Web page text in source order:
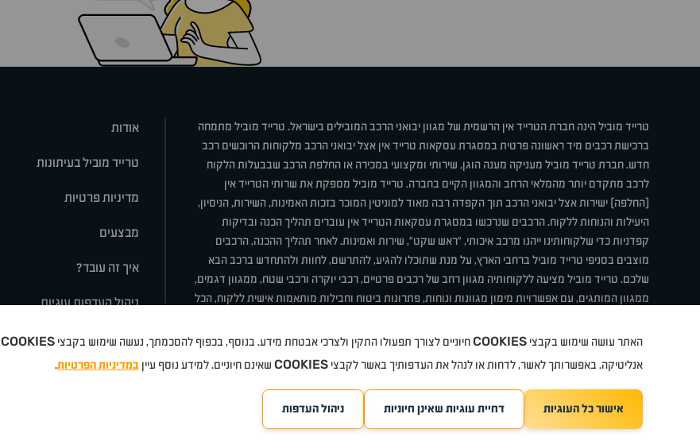
טרייד מוביל הינה חברת הטרייד אין הרשמית של מגוון יבואני הרכב המובילים בישראל. טרייד מוביל מתמחה
ברכישת רכבים מיד ראשונה פרטית במסגרת עסקאות טרייד אין אצל יבואני הרכב מלקוחות הרוכשים רכב
חדש. חברת טרייד מוביל מעניקה מענה הוגן, שירותי ומקצועי במכירה או החלפת הרכב שבבעלות הלקוח
לרכב מתקדם יותר מהמלאי הרחב והמגוון הקיים בחברה. טרייד מוביל מספקת את שרותי הטרייד אין
(החלפה) ישירות אצל יבואני הרכב תוך הקפדה רבה מאוד למוניטין המוכר בזכות האמינות, השירות, הניסיון,
היעילות והנוחות ללקוח. הרכבים שנרכשו במסגרת עסקאות הטרייד אין עוברים תהליך הכנה ובדיקות
קפדניות כדי שלקוחותינו ייהנו מרכב איכותי, "ראש שקט", שירות ואמינות. לאחר תהליך ההכנה, הרכבים
מוצבים בסניפי טרייד מוביל ברחבי הארץ, על מנת שתוכלו להגיע, להתרשם, לחוות ולהתחדש ברכב הבא
שלכם. טרייד מוביל מציעה ללקוחותיה מגוון רחב של רכבים פרטיים, רכבי יוקרה ורכבי שטח, ממגוון דגמים,
ממגוון המותגים, עם אפשרויות מימון מגוונות ונוחות, פתרונות ביטוח וחבילות מותאמות אישית ללקוח, הכל
אודות
טרייד מוביל בעיתונות
מדיניות פרטיות
מבצעים
איך זה עובד?
ניהול העדפות עוגיות
קיהסיטרואןאופלפיג'וMG
Geelyמזדהבי ווי דיצ'ריטסלהניסאןטויוטה דאצ'יה פולקסווגןטסלהג'יפ ב מ וולקסוסאאודיסקודה
TradeMobile instagram
TradeMobile youtube
TradeMobile facebook ריגו מרקטינג - קידום אתרים כל הזכויות שמורות טרייד מוביל
האתר עושה שימוש בקבצי COOKIESחיוניים לצורך תפעולו התקין ולצרכי אבטחת מידע. בנוסף, בכפוף להסכמתך, נעשה שימוש בקבצי COOKIES
אנליטיקה. באפשרותך לאשר, לדחות או לנהל את העדפותיך באשר לקבצי COOKIES שאינם חיוניים. למידע נוסף עיין במדיניות הפרטיות.
אישור כל העוגיות דחיית עוגיות שאינן חיוניות ניהול העדפות